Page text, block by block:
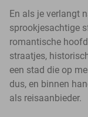
En als je verlangt
sprookjesachtige
romantische
straatjes,
een stad die op
dus, en binnen
als reisaanbieder.